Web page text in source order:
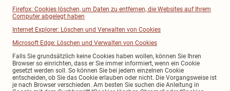
Firefox: Cookies löschen, um Daten zu entfernen, die Websites auf Ihrem
Computer abgelegt haben
Internet Explorer: Löschen und Verwalten von Cookies
Microsoft Edge: Löschen und Verwalten von Cookies
Falls Sie grundsätzlich keine Cookies haben wollen, können Sie Ihren
Browser so einrichten, dass er Sie immer informiert, wenn ein Cookie
gesetzt werden soll. So können Sie bei jedem einzelnen Cookie
entscheiden, ob Sie das Cookie erlauben oder nicht. Die Vorgangsweise ist
je nach Browser verschieden. Am besten Sie suchen die Anleitung in